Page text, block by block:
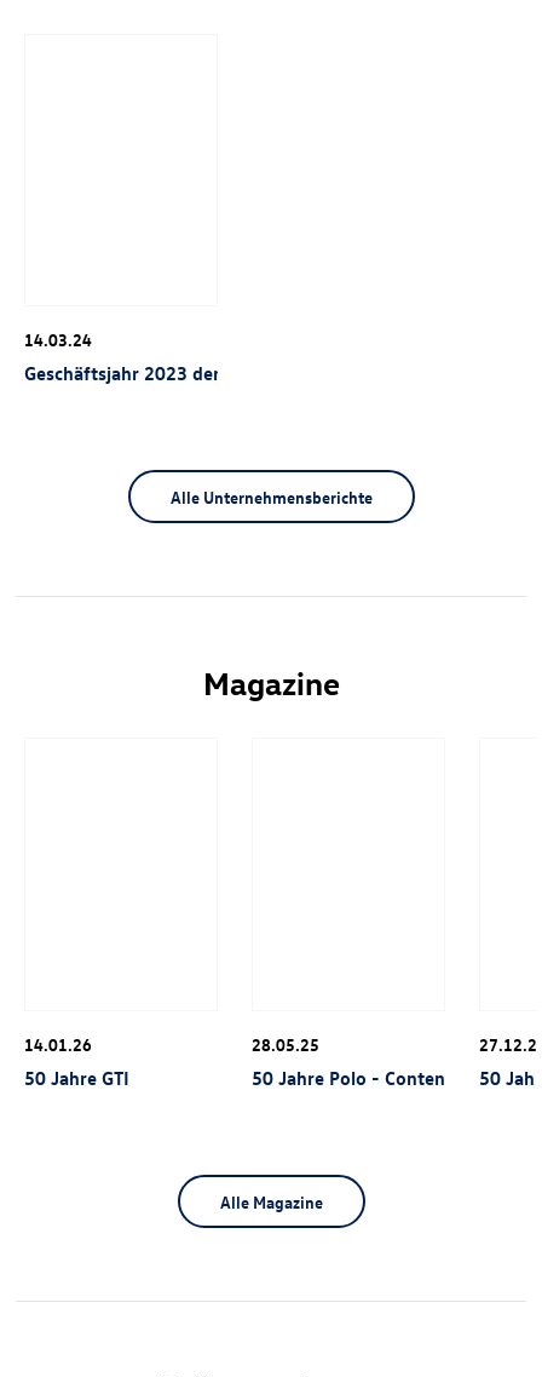
14.03.24
Geschäftsjahr 2023 der Marke Volkswagen
Alle Unternehmensberichte
Magazine
14.01.26
50 Jahre GTI
28.05.25
50 Jahre Polo - Content Creator
50
Alle Magazine